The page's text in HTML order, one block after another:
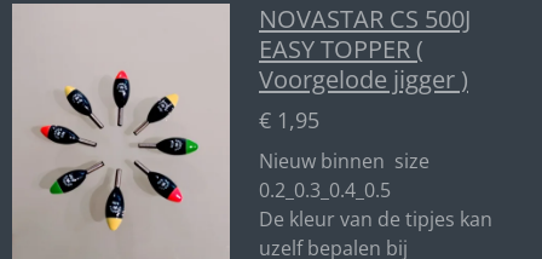
NOVASTAR CS 500J
EASY TOPPER (
Voorgelode jigger )
€ 1,95
Nieuw binnen size
0.2_0.3_0.4_0.5
De kleur van de tipjes kan
uzelf bepalen bij